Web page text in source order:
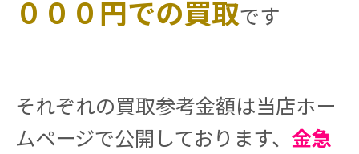
０００円での買取です
それぞれの買取参考金額は当店ホー
ムページで公開しております、 金急